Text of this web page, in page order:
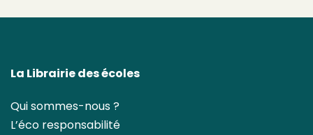
La Librairie des écoles
Qui sommes-nous ?
L’éco responsabilité